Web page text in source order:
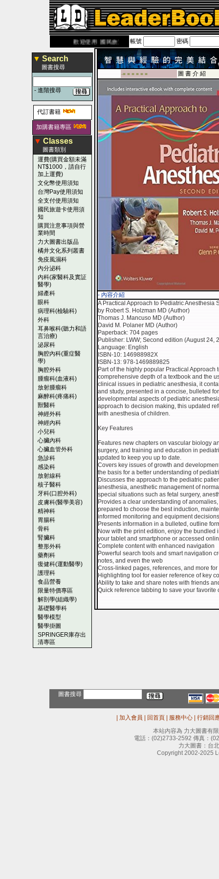
歡迎使用 國民旅遊卡！！帳號 密碼
▼ Search
圖書搜尋
- 進階搜尋
代訂書籍
加購書籍專區
▼ Classes
圖書類別
運費(購買金額未滿
NT$1000，請自行
加上運費)
文化幣使用須知
台灣Pay使用須知
全支付使用須知
國民旅遊卡使用須
知
購買注意事項與營
業時間
力大圖書出版品
橘井文化系列叢書
免疫風濕科
內分泌科
內科(家醫科及實証
醫學)
婦產科
眼科
病理科(檢驗科)
外科
耳鼻喉科(聽力和語
言治療)
泌尿科
胸腔內科(重症醫
學)
胸腔外科
腫瘤科(血液科)
放射腫瘤科
麻醉科(疼痛科)
獸醫科
神經外科
神經內科
小兒科
心臟內科
心臟血管外科
急診科
感染科
放射線科
核子醫科
牙科(口腔外科)
皮膚科(醫學美容)
精神科
胃腸科
骨科
腎臟科
整形外科
藥劑科
復健科(運動醫學)
護理科
食品營養
限量特價專區
解剖學(組織學)
基礎醫學科
醫學模型
醫學掛圖
SPRINGER庫存出
清專區
-■ ■ ■ ■ ■ ■ 圖 書 介 紹
- 內容介紹
A Practical Approach to Pediatric Anesthesia
by Robert S. Holzman MD (Author)
Thomas J. Mancuso MD (Author)
David M. Polaner MD (Author)
Paperback: 704 pages
Publisher: LWW; Second edition (August 24,
Language: English
ISBN-10: 146988982X
ISBN-13: 978-1469889825
Part of the highly popular Practical
comprehensive depth of a textbook and the
clinical issues in pediatric anesthesia, it
and study, presented in a concise, bulleted
developmental aspects of pediatric
approach to decision making, this updated
with anesthesia of children.
Key Features
Features new chapters on vascular biology
surgery, and training and education in
updated to keep you up to date.
Covers key issues of growth and
the basis for a better understanding of
Discusses the approach to the pediatric
anesthesia, anesthetic management of
special situations such as fetal surgery,
Provides a clear understanding of
prepared to choose the best induction,
informed monitoring and equipment
Presents information in a bulleted, outline
Now with the print edition, enjoy the
your tablet and smartphone or accessed
Complete content with enhanced navigation
Powerful search tools and smart navigation
notes, and even the web
Cross-linked pages, references, and more
Highlighting tool for easier reference of key
Ability to take and share notes with friends
Quick reference tabbing to save your favorite
圖書搜尋
加入會員 回首頁 服務中心
行銷回
本站內容為 力大圖書有
電話： (02)2733-2592 傳真：
力大圖書：台
Copyright 2002-2025